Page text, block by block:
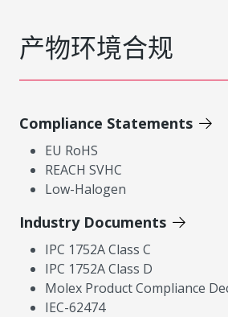
产物环境合规
Compliance Statements
EU RoHS
REACH SVHC
Low-Halogen
Industry Documents
IPC 1752A Class C
IPC 1752A Class D
Molex Product Compliance
IEC-62474